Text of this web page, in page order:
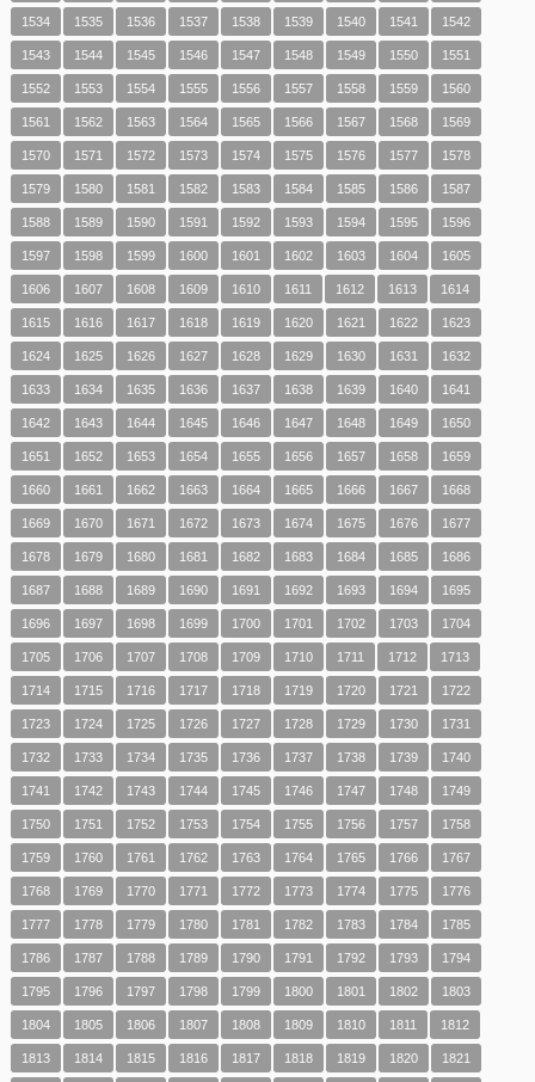
1534 1535 1536 1537 1538 1539 1540 1541 1542
1543 1544 1545 1546 1547 1548 1549 1550 1551
1552 1553 1554 1555 1556 1557 1558 1559 1560
1561 1562 1563 1564 1565 1566 1567 1568 1569
1570 1571 1572 1573 1574 1575 1576 1577 1578
1579 1580 1581 1582 1583 1584 1585 1586 1587
1588 1589 1590 1591 1592 1593 1594 1595 1596
1597 1598 1599 1600 1601 1602 1603 1604 1605
1606 1607 1608 1609 1610 1611 1612 1613 1614
1615 1616 1617 1618 1619 1620 1621 1622 1623
1624 1625 1626 1627 1628 1629 1630 1631 1632
1633 1634 1635 1636 1637 1638 1639 1640 1641
1642 1643 1644 1645 1646 1647 1648 1649 1650
1651 1652 1653 1654 1655 1656 1657 1658 1659
1660 1661 1662 1663 1664 1665 1666 1667 1668
1669 1670 1671 1672 1673 1674 1675 1676 1677
1678 1679 1680 1681 1682 1683 1684 1685 1686
1687 1688 1689 1690 1691 1692 1693 1694 1695
1696 1697 1698 1699 1700 1701 1702 1703 1704
1705 1706 1707 1708 1709 1710 1711 1712 1713
1714 1715 1716 1717 1718 1719 1720 1721 1722
1723 1724 1725 1726 1727 1728 1729 1730 1731
1732 1733 1734 1735 1736 1737 1738 1739 1740
1741 1742 1743 1744 1745 1746 1747 1748 1749
1750 1751 1752 1753 1754 1755 1756 1757 1758
1759 1760 1761 1762 1763 1764 1765 1766 1767
1768 1769 1770 1771 1772 1773 1774 1775 1776
1777 1778 1779 1780 1781 1782 1783 1784 1785
1786 1787 1788 1789 1790 1791 1792 1793 1794
1795 1796 1797 1798 1799 1800 1801 1802 1803
1804 1805 1806 1807 1808 1809 1810 1811 1812
1813 1814 1815 1816 1817 1818 1819 1820 1821